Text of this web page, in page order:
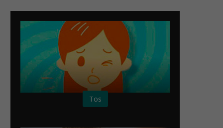
Tos